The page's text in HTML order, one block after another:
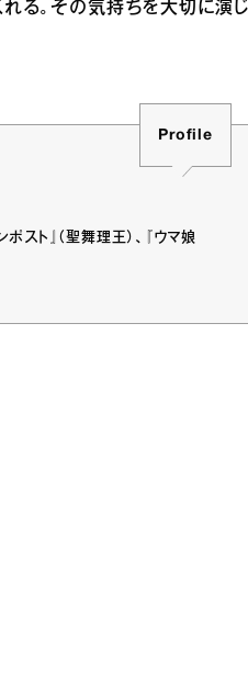
る。その気持ちを大切に演
Profile
スト』（聖舞理王）、『ウマ娘